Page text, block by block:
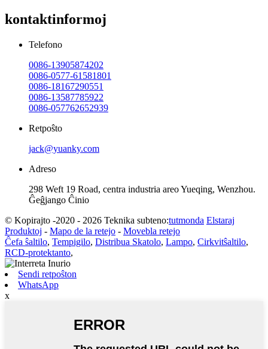
kontaktinformoj
Telefono
0086-13905874202
0086-0577-61581801
0086-18167290551
0086-13587785922
0086-057762652939
Retpoŝto
jack@yuanky.com
Adreso
298 Weft 19 Road, centra industria areo Yueqing, Wenzhou.
Ĝeĝjango Ĉinio
© Kopirajto -2020 - 2026 Teknika subteno:tutmonda Elstaraj
Produktoj - Mapo de la retejo - Movebla retejo
Ĉefa ŝaltilo, Tempigilo, Distribua Skatolo, Lampo, Cirkvitŝaltilo,
RCD-protektanto,
Sendi retpoŝton
WhatsApp
x